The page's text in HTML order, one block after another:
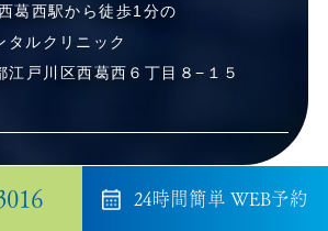
葛西駅から徒歩1分の
タルクリニック
戸川区西葛西６丁⽬８−１５
24時間簡単 WEB予約